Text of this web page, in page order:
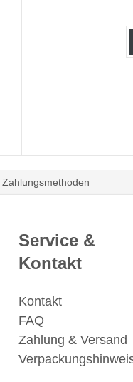
Zahlungsmethoden
Service &
Kontakt
Kontakt
FAQ
Zahlung & Versand